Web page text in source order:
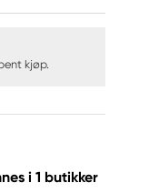
kjøp.
i 1 butikker